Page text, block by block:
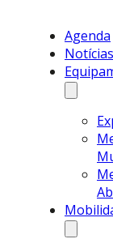
Agenda
Notícias